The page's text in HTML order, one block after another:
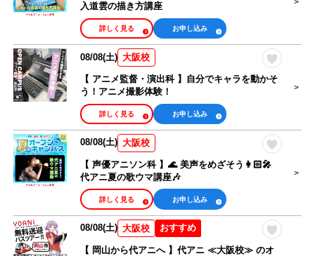
入道雲の描き方講座
お申し込み
詳しく見る
08/08(土) 大阪校
【 アニメ監督・演出科 】自分でキャラを動かそ
う！アニメ撮影体験！
お申し込み
詳しく見る
08/08(土) 大阪校
【 声優アニソン科 】🌊 美声をめざそう👩🏻‍🎤
代アニ夏の歌ウマ講座🎶
お申し込み
詳しく見る
おすすめ
08/08(土) 大阪校
【 岡山から代アニへ 】代アニ ≪大阪校≫ のオ